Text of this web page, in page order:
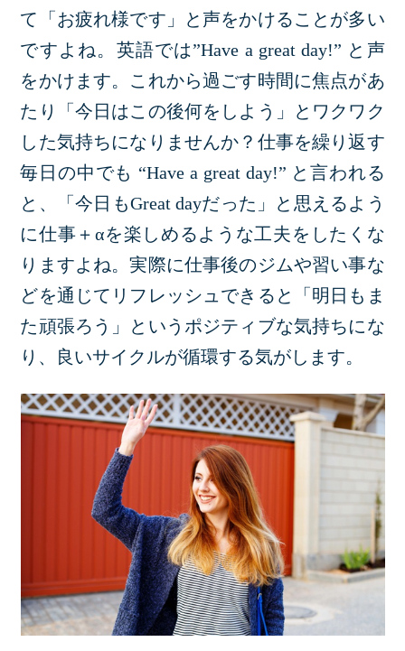
て「お疲れ様です」と声をかけることが多い
ですよね。英語では”Have a great day!” と声
をかけます。これから過ごす時間に焦点があ
たり「今日はこの後何をしよう」とワクワク
した気持ちになりませんか？仕事を繰り返す
毎日の中でも “Have a great day!” と言われる
と、「今日もGreat dayだった」と思えるよう
に仕事＋αを楽しめるような工夫をしたくな
りますよね。実際に仕事後のジムや習い事な
どを通じてリフレッシュできると「明日もま
た頑張ろう」というポジティブな気持ちにな
り、良いサイクルが循環する気がします。